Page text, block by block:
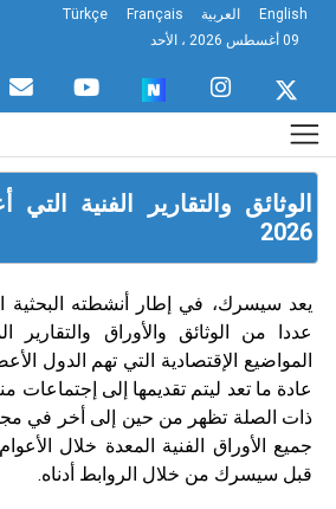
English العربية Français
Türkçe
الوثائق والتقارير الفنية
2026
يعد سيسرك، في إطار أنشطته البحثية
عددا من الوثائق والأوراق والتقارير
المواضيع الإقتصادية التي تهم الدول
عادة ما تعد ليتم تقديمها إلى إجتماعات
ذات الصلة تظهر من حين إلى أخر في
جميع الأوراق الفنية المعدة خلال
قبل سيسرك من خلال الروابط أدناه.